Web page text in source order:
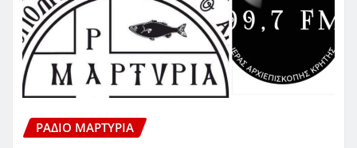
ΡΆΔΙΟ ΜΑΡΤΥΡΊΑ